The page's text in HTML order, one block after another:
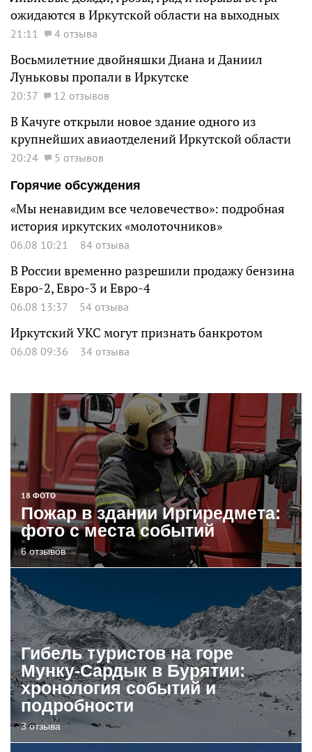
ожидаются в Иркутской области на выходных
21:11 4 отзыва
Восьмилетние двойняшки Диана и Даниил
Луньковы пропали в Иркутске
20:37 12 отзывов
В Качуге открыли новое здание одного из
крупнейших авиаотделений Иркутской области
20:24
5 отзывов
Горячие обсуждения
«Мы ненавидим все человечество»: подробная
история иркутских «молоточников»
06.08 10:21 84 отзыва
В России временно разрешили продажу бензина
Евро-2, Евро-3 и Евро-4
06.08 13:37 54 отзыва
Иркутский УКС могут признать банкротом
06.08 09:36 34 отзыва
18 ФОТО
Пожар в здании Иргиредмета:
фото с места событий
6 отзывов
Гибель туристов на горе
Мунку-Сардык в Бурятии:
хронология событий и
подробности
3 отзыва